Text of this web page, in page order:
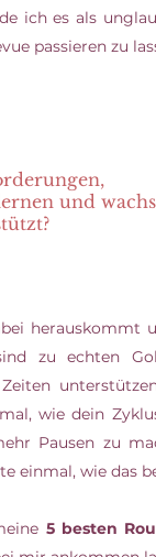
ich es als
passieren zu
und
herauskommt
zu echten
wie dein
Pausen zu
einmal, wie das
5 besten